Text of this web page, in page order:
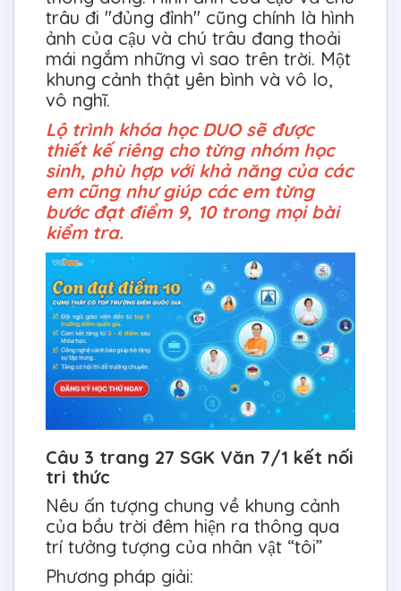
trâu đi "đủng đỉnh" cũng chính là hình
ảnh của cậu và chú trâu đang thoải
mái ngắm những vì sao trên trời. Một
khung cảnh thật yên bình và vô lo,
vô nghĩ.
Lộ trình khóa học DUO sẽ được
thiết kế riêng cho từng nhóm học
sinh, phù hợp với khả năng của các
em cũng như giúp các em từng
bước đạt điểm 9, 10 trong mọi bài
kiểm tra.
Câu 3 trang 27 SGK Văn 7/1 kết nối
tri thức
Nêu ấn tượng chung về khung cảnh
của bầu trời đêm hiện ra thông qua
trí tưởng tượng của nhân vật “tôi”
Phương pháp giải: